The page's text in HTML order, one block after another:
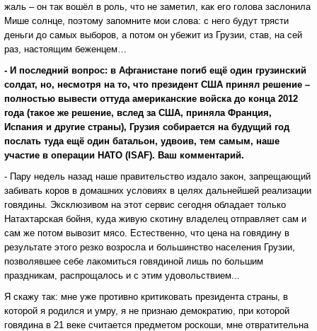
жаль – он так вошёл в роль, что не заметил, как его голова заслонила
Мише солнце, поэтому запомните мои слова: с него будут трясти
деньги до самых выборов, а потом он убежит из Грузии, став, на сей
раз, настоящим беженцем…
- И последний вопрос: в Афганистане погиб ещё один грузинский
солдат, но, несмотря на то, что президент США принял решение –
полностью вывести оттуда американские войска до конца 2012
года (такое же решение, вслед за США, приняла Франция,
Испания и другие страны), Грузия собирается на будущий год
послать туда ещё один батальон, удвоив, тем самым, наше
участие в операции НАТО (I SAF). Ваш комментарий.
- Пару недель назад наше правительство издало закон, запрещающий
забивать коров в домашних условиях в целях дальнейшей реализации
говядины. Эксклюзивом на этот сервис сегодня обладает только
Натахтарская бойня, куда живую скотину владелец отправляет сам и
сам же потом вывозит мясо. Естественно, что цена на говядину в
результате этого резко возросла и большинство населения Грузии,
позволявшее себе лакомиться говядиной лишь по большим
праздникам, распрощалось и с этим удовольствием...
Я скажу так: мне уже противно критиковать президента страны, в
которой я родился и умру, я не признаю демократию, при которой
говядина в 21 веке считается предметом роскоши, мне отвратительна